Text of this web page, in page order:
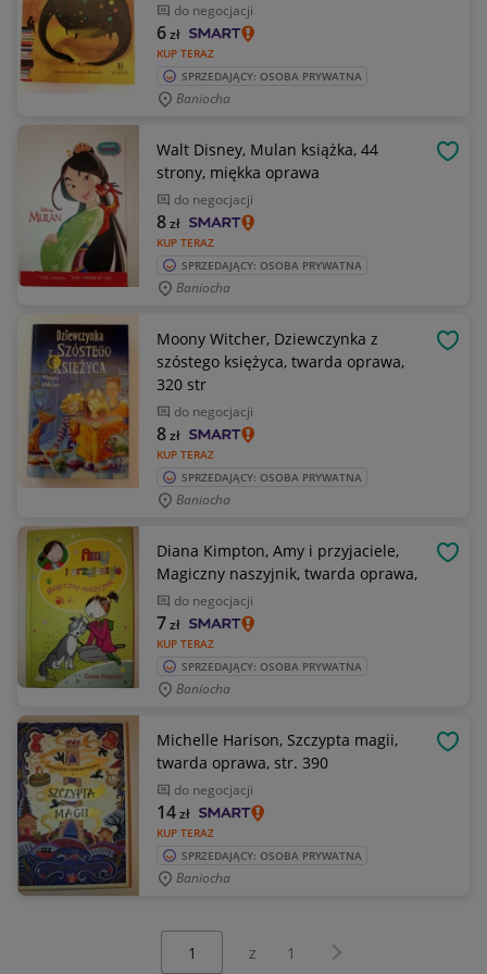
do negocjacji
KUP TERAZ
6zł
SPRZEDAJĄCY: OSOBA PRYWATNA
Baniocha
Walt Disney, Mulan książka, 44
strony, miękka oprawa
do negocjacji
KUP TERAZ
8zł
SPRZEDAJĄCY: OSOBA PRYWATNA
Baniocha
Moony Witcher, Dziewczynka z
szóstego księżyca, twarda oprawa,
320 str
do negocjacji
KUP TERAZ
8zł
SPRZEDAJĄCY: OSOBA PRYWATNA
Baniocha
Diana Kimpton, Amy i przyjaciele,
Magiczny naszyjnik, twarda oprawa,
do negocjacji
KUP TERAZ
7zł
SPRZEDAJĄCY: OSOBA PRYWATNA
Baniocha
Michelle Harison, Szczypta magii,
twarda oprawa, str. 390
do negocjacji
KUP TERAZ
14zł
SPRZEDAJĄCY: OSOBA PRYWATNA
Baniocha
z 1 Następna strona